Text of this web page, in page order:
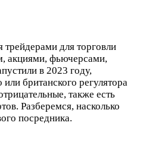
для торговли
акциями, фьючерсами,
в 2023 году,
британского регулятора
также есть
Разберемся, насколько
посредника.